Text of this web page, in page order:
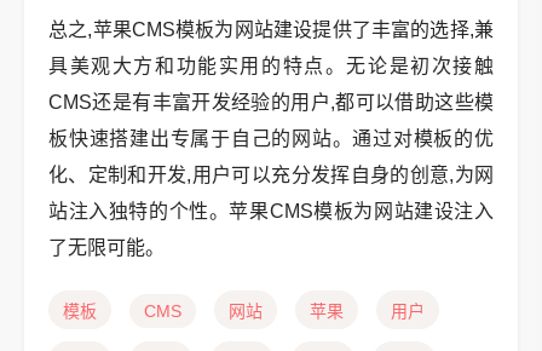
总之,苹果CMS模板为网站建设提供了丰富的选择,兼
具美观大方和功能实用的特点。无论是初次接触
CMS还是有丰富开发经验的用户,都可以借助这些模
板快速搭建出专属于自己的网站。通过对模板的优
化、定制和开发,用户可以充分发挥自身的创意,为网
站注入独特的个性。苹果CMS模板为网站建设注入
了无限可能。
模板 CMS 网站 苹果 用户